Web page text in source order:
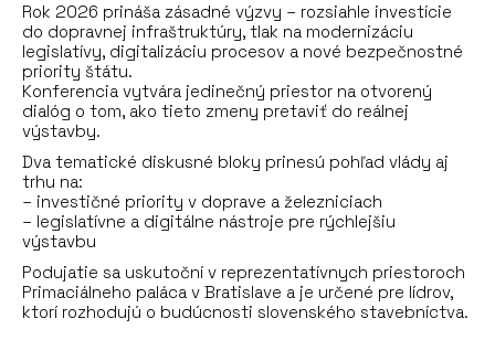
Rok 2026 prináša zásadné výzvy – rozsiahle investície
do dopravnej infraštruktúry, tlak na modernizáciu
legislatívy, digitalizáciu procesov a nové bezpečnostné
priority štátu.
Konferencia vytvára jedinečný priestor na otvorený
dialóg o tom, ako tieto zmeny pretaviť do reálnej
výstavby.
Dva tematické diskusné bloky prinesú pohľad vlády aj
trhu na:
– investičné priority v doprave a železniciach
– legislatívne a digitálne nástroje pre rýchlejšiu
výstavbu
Podujatie sa uskutoční v reprezentatívnych priestoroch
Primaciálneho paláca v Bratislave a je určené pre lídrov,
ktorí rozhodujú o budúcnosti slovenského stavebníctva.